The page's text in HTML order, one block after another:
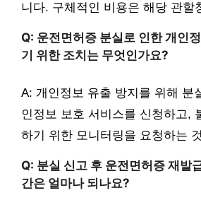
니다. 구체적인 비용은 해당 관할
Q: 운전면허증 분실로 인한 개인
기 위한 조치는 무엇인가요?
A: 개인정보 유출 방지를 위해 분
인정보 보호 서비스를 신청하고,
하기 위한 모니터링을 요청하는
Q: 분실 신고 후 운전면허증 재발
간은 얼마나 되나요?